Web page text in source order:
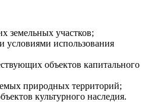
земельных участков;
условиями использования
объектов капитального
природных территорий;
культурного наследия.